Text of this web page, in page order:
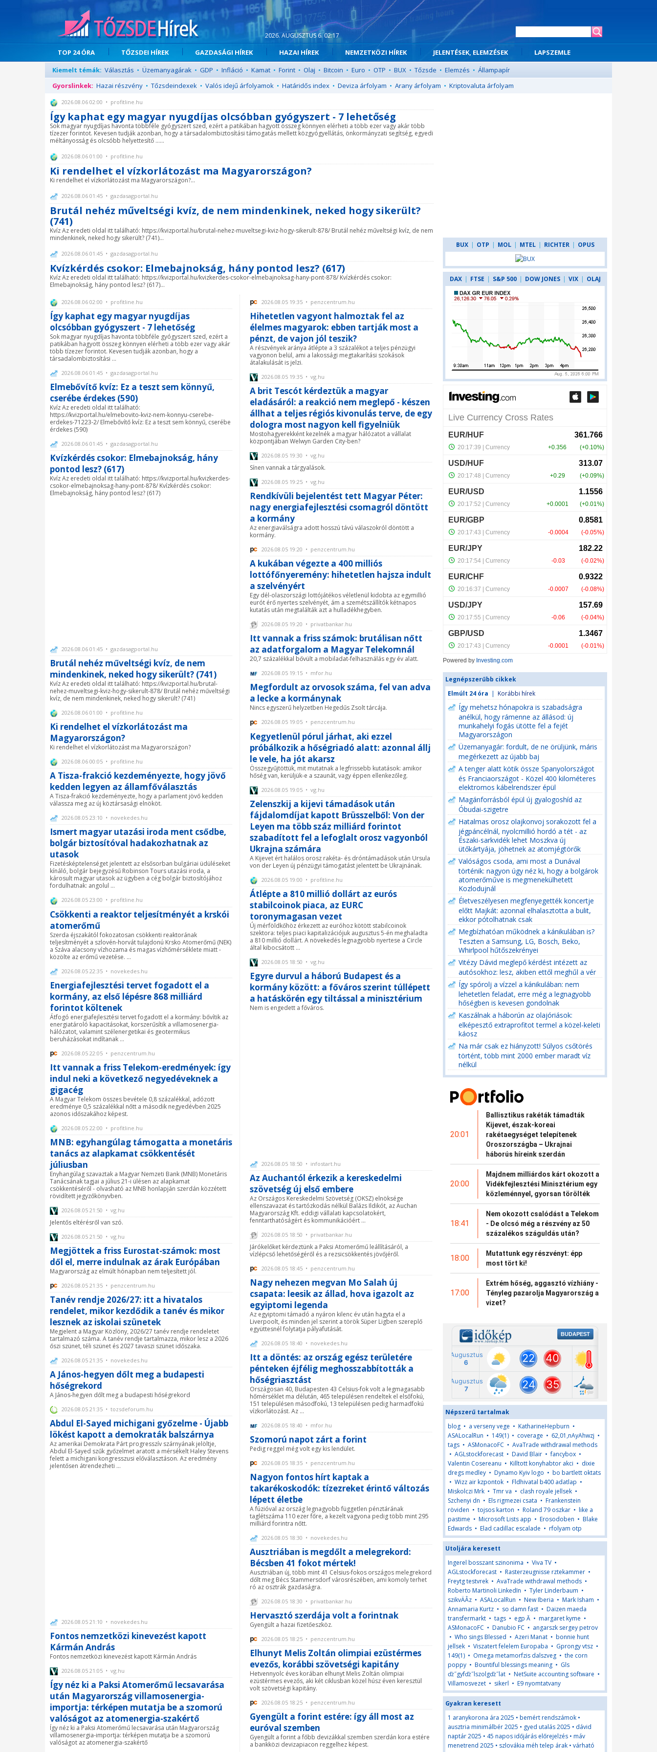
2026. AUGUSZTUS 6. 02:17
TOP 24 ÓRA TŐZSDEI HÍREK GAZDASÁGI HÍREK HAZAI HÍREK NEMZETKÖZI HÍREK JELENTÉSEK, ELEMZÉSEK
LAPSZEMLE
Kiemelt témák: Választás • Üzemanyagárak • GDP • Infláció • Kamat • Forint • Olaj • Bitcoin • Euro • OTP • BUX • Tőzsde • Elemzés • Állampapír
Gyorslinkek: Hazai részvény • Tőzsdeindexek • Valós idejű árfolyamok • Határidős index • Deviza árfolyam • Arany árfolyam • Kriptovaluta árfolyam
2026.08.06 02:00 • profitline.hu
Így kaphat egy magyar nyugdíjas olcsóbban gyógyszert - 7 lehetőség
Sok magyar nyugdíjas havonta többféle gyógyszert szed, ezért a patikában hagyott összeg könnyen elérheti a több ezer vagy akár több
tízezer forintot. Kevesen tudják azonban, hogy a társadalombiztosítási támogatás mellett közgyógyellátás, önkormányzati segítség, egyedi
méltányosság és olcsóbb helyettesítő ......
2026.08.06 01:00 • profitline.hu
Ki rendelhet el vízkorlátozást ma Magyarországon?
Ki rendelhet el vízkorlátozást ma Magyarországon?...
2026.08.06 01:45 • gazdasagportal.hu
Brutál nehéz műveltségi kvíz, de nem mindenkinek, neked hogy sikerült?
(741)
Kvíz Az eredeti oldal itt található: https://kvizportal.hu/brutal-nehez-muveltsegi-kviz-hogy-sikerult-878/ Brutál nehéz műveltségi kvíz, de nem
mindenkinek, neked hogy sikerült? (741)...
2026.08.06 01:45 • gazdasagportal.hu
Kvízkérdés csokor: Elmebajnokság, hány pontod lesz? (617)
Kvíz Az eredeti oldal itt található: https://kvizportal.hu/kvizkerdes-csokor-elmebajnoksag-hany-pont-878/ Kvízkérdés csokor:
Elmebajnokság, hány pontod lesz? (617)...
2026.08.06 02:00 • profitline.hu
Így kaphat egy magyar nyugdíjas
olcsóbban gyógyszert - 7 lehetőség
Sok magyar nyugdíjas havonta többféle gyógyszert szed, ezért a
patikában hagyott összeg könnyen elérheti a több ezer vagy akár
több tízezer forintot. Kevesen tudják azonban, hogy a
társadalombiztosítási ...
2026.08.06 01:45 • gazdasagportal.hu
Elmebővítő kvíz: Ez a teszt sem könnyű,
cserébe érdekes (590)
Kvíz Az eredeti oldal itt található:
https://kvizportal.hu/elmebovito-kviz-nem-konnyu-cserebe-
erdekes-71223-2/ Elmebővítő kvíz: Ez a teszt sem könnyű, cserébe
érdekes (590)
2026.08.06 01:45 • gazdasagportal.hu
Kvízkérdés csokor: Elmebajnokság, hány
pontod lesz? (617)
Kvíz Az eredeti oldal itt található: https://kvizportal.hu/kvizkerdes-
csokor-elmebajnoksag-hany-pont-878/ Kvízkérdés csokor:
Elmebajnokság, hány pontod lesz? (617)
2026.08.06 01:45 • gazdasagportal.hu
Brutál nehéz műveltségi kvíz, de nem
mindenkinek, neked hogy sikerült? (741)
Kvíz Az eredeti oldal itt található: https://kvizportal.hu/brutal-
nehez-muveltsegi-kviz-hogy-sikerult-878/ Brutál nehéz műveltségi
kvíz, de nem mindenkinek, neked hogy sikerült? (741)
2026.08.06 01:00 • profitline.hu
Ki rendelhet el vízkorlátozást ma
Magyarországon?
Ki rendelhet el vízkorlátozást ma Magyarországon?
2026.08.06 00:05 • profitline.hu
A Tisza-frakció kezdeményezte, hogy jövő
kedden legyen az államfőválasztás
A Tisza-frakció kezdeményezte, hogy a parlament jövő kedden
válassza meg az új köztársasági elnököt.
2026.08.05 23:10 • novekedes.hu
Ismert magyar utazási iroda ment csődbe,
bolgár biztosítóval hadakozhatnak az
utasok
Fizetésképtelenséget jelentett az elsősorban bulgáriai üdüléseket
kínáló, bolgár bejegyzésű Robinson Tours utazási iroda, a
károsult magyar utasok az ügyben a cég bolgár biztosítójához
fordulhatnak: angolul ...
2026.08.05 23:00 • profitline.hu
Csökkenti a reaktor teljesítményét a krskói
atomerőmű
Szerda éjszakától fokozatosan csökkenti reaktorának
teljesítményét a szlovén-horvát tulajdonú Krsko Atomerőmű (NEK)
a Száva alacsony vízhozama és magas vízhőmérséklete miatt -
közölte az erőmű vezetése. ...
2026.08.05 22:35 • novekedes.hu
Energiafejlesztési tervet fogadott el a
kormány, az első lépésre 868 milliárd
forintot költenek
Átfogó energiafejlesztési tervet fogadott el a kormány: bővítik az
energiatároló kapacitásokat, korszerűsítik a villamosenergia-
hálózatot, valamint szélenergetikai és geotermikus
beruházásokat indítanak ...
2026.08.05 22:05 • penzcentrum.hu
Itt vannak a friss Telekom-eredmények: így
indul neki a következő negyedéveknek a
gigacég
A Magyar Telekom összes bevétele 0,8 százalékkal, adózott
eredménye 0,5 százalékkal nőtt a második negyedévben 2025
azonos időszakához képest.
2026.08.05 22:00 • profitline.hu
MNB: egyhangúlag támogatta a monetáris
tanács az alapkamat csökkentését
júliusban
Enyhangúlag szavaztak a Magyar Nemzeti Bank (MNB) Monetáris
Tanácsának tagjai a július 21-i ülésen az alapkamat
csökkentéséről - olvasható az MNB honlapján szerdán közzétett
rövidített jegyzőkönyvben.
2026.08.05 21:50 • vg.hu
Jelentős eltérésről van szó.
2026.08.05 21:50 • vg.hu
Megjöttek a friss Eurostat-számok: most
dől el, merre indulnak az árak Európában
Magyarország az elmúlt hónapban nem teljesített jól.
2026.08.05 21:35 • penzcentrum.hu
Tanév rendje 2026/27: itt a hivatalos
rendelet, mikor kezdődik a tanév és mikor
lesznek az iskolai szünetek
Megjelent a Magyar Közlöny, 2026/27 tanév rendje rendeletet
tartalmazó száma. A tanév rendje tartalmazza, mikor lesz a 2026
őszi szünet, téli szünet és 2027 tavaszi szünet időszaka.
2026.08.05 21:35 • novekedes.hu
A János-hegyen dőlt meg a budapesti
hőségrekord
A János-hegyen dőlt meg a budapesti hőségrekord
2026.08.05 21:35 • tozsdeforum.hu
Abdul El-Sayed michigani győzelme - Újabb
lökést kapott a demokraták balszárnya
Az amerikai Demokrata Párt progresszív szárnyának jelöltje,
Abdul El-Sayed szűk győzelmet aratott a mérsékelt Haley Stevens
felett a michigani kongresszusi előválasztáson. Az eredmény
jelentősen átrendezheti ...
2026.08.05 21:10 • novekedes.hu
Fontos nemzetközi kinevezést kapott
Kármán András
Fontos nemzetközi kinevezést kapott Kármán András
2026.08.05 21:05 • vg.hu
Így néz ki a Paksi Atomerőmű lecsavarása
után Magyarország villamosenergia-
importja: térképen mutatja be a szomorú
valóságot az atomenergia-szakértő
Így néz ki a Paksi Atomerőmű lecsavarása után Magyarország
villamosenergia-importja: térképen mutatja be a szomorú
valóságot az atomenergia-szakértő
2026.08.05 19:35 • penzcentrum.hu
Hihetetlen vagyont halmoztak fel az
élelmes magyarok: ebben tartják most a
pénzt, de vajon jól teszik?
A részvények aránya átlépte a 3 százalékot a teljes pénzügyi
vagyonon belül, ami a lakossági megtakarítási szokások
átalakulását is jelzi.
2026.08.05 19:35 • vg.hu
A brit Tescót kérdeztük a magyar
eladásáról: a reakció nem meglepő - készen
állhat a teljes régiós kivonulás terve, de egy
dologra most nagyon kell figyelniük
Mostohagyerekként kezelnék a magyar hálózatot a vállalat
központjában Welwyn Garden City-ben?
2026.08.05 19:30 • vg.hu
Sínen vannak a tárgyalások.
2026.08.05 19:25 • vg.hu
Rendkívüli bejelentést tett Magyar Péter:
nagy energiafejlesztési csomagról döntött
a kormány
Az energiaválságra adott hosszú távú válaszokról döntött a
kormány.
2026.08.05 19:20 • penzcentrum.hu
A kukában végezte a 400 milliós
lottófőnyeremény: hihetetlen hajsza indult
a szelvényért
Egy dél-olaszországi lottójátékos véletlenül kidobta az egymillió
eurót érő nyertes szelvényét, ám a szemétszállítók kétnapos
kutatás után megtalálták azt a hulladékhegyben.
2026.08.05 19:20 • privatbankar.hu
Itt vannak a friss számok: brutálisan nőtt
az adatforgalom a Magyar Telekomnál
20,7 százalékkal bővült a mobiladat-felhasználás egy év alatt.
2026.08.05 19:15 • mfor.hu
Megfordult az orvosok száma, fel van adva
a lecke a kormánynak
Nincs egyszerű helyzetben Hegedűs Zsolt tárcája.
2026.08.05 19:05 • penzcentrum.hu
Kegyetlenül pórul járhat, aki ezzel
próbálkozik a hőségriadó alatt: azonnal állj
le vele, ha jót akarsz
Összegyűjtöttük, mit mutatnak a legfrissebb kutatások: amikor
hőség van, kerüljük-e a szaunát, vagy éppen ellenkezőleg.
2026.08.05 19:05 • vg.hu
Zelenszkij a kijevi támadások után
fájdalomdíjat kapott Brüsszelből: Von der
Leyen ma több száz milliárd forintot
szabadított fel a lefoglalt orosz vagyonból
Ukrajna számára
A Kijevet ért halálos orosz rakéta- és dróntámadások után Ursula
von der Leyen új pénzügyi támogatást jelentett be Ukrajnának.
2026.08.05 19:00 • profitline.hu
Átlépte a 810 millió dollárt az eurós
stabilcoinok piaca, az EURC
toronymagasan vezet
Új mérföldkőhöz érkezett az euróhoz kötött stabilcoinok
szektora: teljes piaci kapitalizációjuk augusztus 5-én meghaladta
a 810 millió dollárt. A növekedés legnagyobb nyertese a Circle
által kibocsátott ...
2026.08.05 18:50 • vg.hu
Egyre durvul a háború Budapest és a
kormány között: a főváros szerint túllépett
a hatáskörén egy tiltással a minisztérium
Nem is engedett a főváros.
2026.08.05 18:50 • infostart.hu
Az Auchantól érkezik a kereskedelmi
szövetség új első embere
Az Országos Kereskedelmi Szövetség (OKSZ) elnöksége
ellenszavazat és tartózkodás nélkül Balázs Ildikót, az Auchan
Magyarország Kft. eddigi vállalati kapcsolatokért,
fenntarthatóságért és kommunikációért ...
2026.08.05 18:50 • privatbankar.hu
Járókelőket kérdeztünk a Paksi Atomerőmű leállításáról, a
vízlépcső lehetőségéről és a rezsicsökkentés jövőjéről.
2026.08.05 18:45 • penzcentrum.hu
Nagy nehezen megvan Mo Salah új
csapata: leesik az állad, hova igazolt az
egyiptomi legenda
Az egyiptomi támadó a nyáron kilenc év után hagyta el a
Liverpoolt, és minden jel szerint a török Süper Ligben szereplő
együttesnél folytatja pályafutását.
2026.08.05 18:40 • novekedes.hu
Itt a döntés: az ország egész területére
pénteken éjfélig meghosszabbították a
hőségriasztást
Országosan 40, Budapesten 43 Celsius-fok volt a legmagasabb
hőmérséklet ma délután, 465 településen rendeltek el elsőfokú,
151 településen másodfokú, 13 településen pedig harmadfokú
vízkorlátozást. Az ...
2026.08.05 18:40 • mfor.hu
Szomorú napot zárt a forint
Pedig reggel még volt egy kis lendület.
2026.08.05 18:35 • penzcentrum.hu
Nagyon fontos hírt kaptak a
takarékoskodók: tízezreket érintő változás
lépett életbe
A fúzióval az ország legnagyobb független pénztárának
taglétszáma 110 ezer főre, a kezelt vagyona pedig több mint 295
milliárd forintra nőtt.
2026.08.05 18:30 • novekedes.hu
Ausztriában is megdőlt a melegrekord:
Bécsben 41 fokot mértek!
Ausztriában új, több mint 41 Celsius-fokos országos melegrekord
dőlt meg Bécs Stammersdorf városrészében, ami komoly terhet
ró az osztrák gazdaságra.
2026.08.05 18:30 • privatbankar.hu
Hervasztó szerdája volt a forintnak
Gyengült a hazai fizetőeszköz.
2026.08.05 18:25 • penzcentrum.hu
Elhunyt Melis Zoltán olimpiai ezüstérmes
evezős, korábbi szövetségi kapitány
Hetvennyolc éves korában elhunyt Melis Zoltán olimpiai
ezüstérmes evezős, aki két ciklusban közel húsz éven keresztül
volt szövetségi kapitány.
2026.08.05 18:25 • penzcentrum.hu
Gyengült a forint estére: így áll most az
euróval szemben
Gyengült a forint a főbb devizákkal szemben szerdán kora estére
a bankközi devizapiacon reggelhez képest.
BUX | OTP | MOL | MTEL | RICHTER | OPUS
DAX | FTSE | S&P 500 | DOW JONES | VIX | OLAJ
Powered by Investing.com
Legnépszerűbb cikkek
Elmúlt 24 óra | Korábbi hírek
Így mehetsz hónapokra is szabadságra
anélkül, hogy rámenne az állásod: új
munkahelyi fogás ütötte fel a fejét
Magyarországon
Üzemanyagár: fordult, de ne örüljünk, máris
megérkezett az újabb baj
A tenger alatt kötik össze Spanyolországot
és Franciaországot - Közel 400 kilométeres
elektromos kábelrendszer épül
Magánforrásból épül új gyalogoshíd az
Óbudai-szigetre
Hatalmas orosz olajkonvoj sorakozott fel a
jégpáncélnál, nyolcmillió hordó a tét - az
Északi-sarkvidék lehet Moszkva új
ütőkártyája, jöhetnek az atomjégtörők
Valóságos csoda, ami most a Dunával
történik: nagyon úgy néz ki, hogy a bolgárok
atomerőműve is megmenekülhetett
Kozlodujnál
Életveszélyesen megfenyegették koncertje
előtt Majkát: azonnal elhalasztotta a bulit,
ekkor pótolhatnak csak
Megbízhatóan működnek a kánikulában is?
Teszten a Samsung, LG, Bosch, Beko,
Whirlpool hűtőszekrényei
Vitézy Dávid meglepő kérdést intézett az
autósokhoz: lesz, akiben ettől meghűl a vér
Így spórolj a vízzel a kánikulában: nem
lehetetlen feladat, erre még a legnagyobb
hőségben is kevesen gondolnak
Kaszálnak a háborún az olajóriások:
elképesztő extraprofitot termel a közel-keleti
káosz
Na már csak ez hiányzott! Súlyos csőtörés
történt, több mint 2000 ember maradt víz
nélkül
20:01
Ballisztikus rakéták támadták
Kijevet, észak-koreai
rakétaegységet telepítenek
Oroszországba – Ukrajnai
háborús híreink szerdán
20:00
Majdnem milliárdos kárt okozott a
Vidékfejlesztési Minisztérium egy
közleménnyel, gyorsan törölték
18:41
Nem okozott csalódást a Telekom
- De olcsó még a részvény az 50
százalékos száguldás után?
18:00
Mutattunk egy részvényt: épp
most tört ki!
17:00
Extrém hőség, aggasztó vízhiány -
Tényleg pazarolja Magyarország a
vizet?
Népszerű tartalmak
blog • a verseny vege • KatharineHepburn •
ASALocalRun • 149(1) • coverage • 62,01,nAyAhwzj •
tags • ASMonacoFC • AvaTrade withdrawal methods
• AGLstockforecast • David Blair •fancybox •
Valentin Cosereanu • Killtott konyhabtor akci • dixie
dregs medley • Dynamo Kyiv logo • bo bartlett oktats
• Wizz air kzpontok • Fldhivatal b400 adatlap •
Miskolczi Mrk • Tmr va • clash royale jellsek •
Szchenyi dn • Els rigmezei csata • Frankenstein
röviden • tojsos karton • Roland 79 oszkar • like a
pastime • Microsoft Lists app • Erosodoben • Blake
Edwards • Elad cadillac escalade • rfolyam otp
Utoljára keresett
Ingerel bosszant szinonima • Viva TV •
AGLstockforecast • Rasterzeugnisse rztekammer •
Freytg testvrek • AvaTrade withdrawal methods •
Roberto Martinoli LinkedIn • Tyler Linderbaum •
szikvÄÂ­z • ASALocalRun • New Iberia • Mark Isham •
Annamaria Kurtz • so damn fast • Daizen maeda
transfermarkt • tags • egp Ă • margaret kyme •
ASMonacoFC • Danubio FC • angarszk sergey petrov
• Who sings Blessed • Azeri Manat • bonnie hunt
jellsek • Viszatert felelem Europaba • Gprongy vtsz •
149(1) • Omega metamorfzis dalszveg • the corn
poppy • Bountiful blessings meaning • Gls
ďż˝gyfďż˝lszolgďż˝lat • NetSuite accounting software •
Villamosvezet • sikerl • E9 nyomtatvany
Gyakran keresett
1 aranykorona ára 2025 • bemért rendszámok •
ausztria minimálbér 2025 • gyed utalás 2025 • dávid
naptár 2025 • 45 napos időjárás előrejelzés • máv
menetrend 2025 • szlovákia méh telep árak • várható